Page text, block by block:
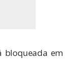
bloqueada em